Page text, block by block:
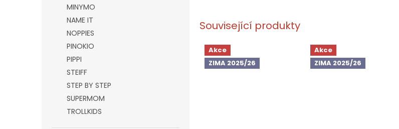
MINYMO
NAME IT
NOPPIES
PINOKIO
PIPPI
STEIFF
STEP BY STEP
SUPERMOM
TROLLKIDS
Související produkty
Akce
ZIMA 2025/26
Akce
ZIMA 2025/26